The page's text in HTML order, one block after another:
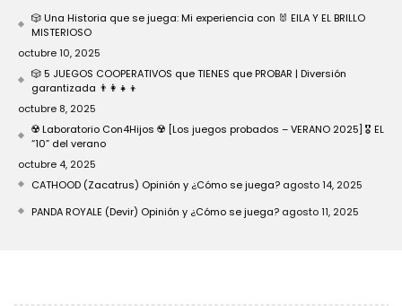
🎲 Una Historia que se juega: Mi experiencia con 🐰 EILA Y EL BRILLO
MISTERIOSO
octubre 10, 2025
🎲 5 JUEGOS COOPERATIVOS que TIENES que PROBAR | Diversión
garantizada 👨‍👩‍👧‍👦
octubre 8, 2025
☢️ Laboratorio Con4Hijos ☢️ [Los juegos probados – VERANO 2025] 🎖️ EL
“10” del verano
octubre 4, 2025
CATHOOD (Zacatrus) Opinión y ¿Cómo se juega? agosto 14, 2025
PANDA ROYALE (Devir) Opinión y ¿Cómo se juega? agosto 11, 2025